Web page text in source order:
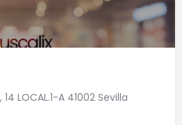
LOCAL.1-A 41002 Sevilla